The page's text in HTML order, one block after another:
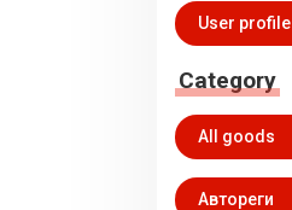
User profile
Category
All goods
Автореги